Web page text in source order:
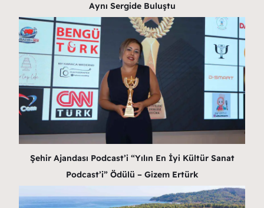
Aynı Sergide Buluştu
Şehir Ajandası Podcast’i “Yılın En İyi Kültür Sanat
Podcast’i” Ödülü – Gizem Ertürk